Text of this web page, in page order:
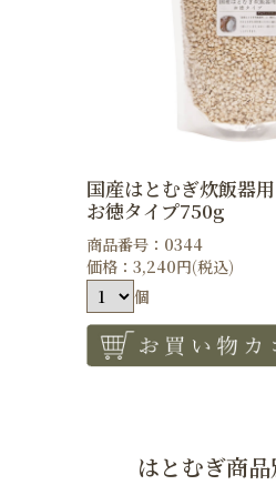
国産はとむぎ炊飯器用
お徳タイプ750g
商品番号：0344
価格：3,240円(税込)
個
はとむぎ商